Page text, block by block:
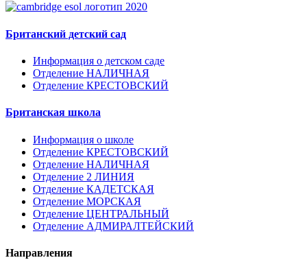
Британский детский сад
Информация о детском саде
Отделение НАЛИЧНАЯ
Отделение КРЕСТОВСКИЙ
Британская школа
Информация о школе
Отделение КРЕСТОВСКИЙ
Отделение НАЛИЧНАЯ
Отделение 2 ЛИНИЯ
Отделение КАДЕТСКАЯ
Отделение МОРСКАЯ
Отделение ЦЕНТРАЛЬНЫЙ
Отделение АДМИРАЛТЕЙСКИЙ
Направления